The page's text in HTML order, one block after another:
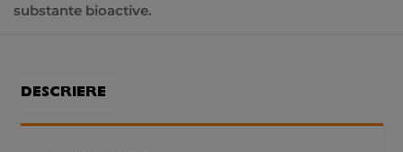
substante bioactive.
DESCRIERE